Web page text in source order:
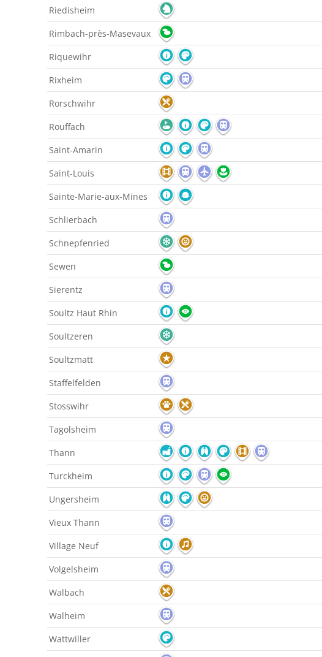
Riedisheim
Rimbach-près-Masevaux
Riquewihr
Rixheim
Rorschwihr
Rouffach
Saint-Amarin
Saint-Louis
Sainte-Marie-aux-Mines
Schlierbach
Schnepfenried
Sewen
Sierentz
Soultz Haut Rhin
Soultzeren
Soultzmatt
Staffelfelden
Stosswihr
Tagolsheim
Thann
Turckheim
Ungersheim
Vieux Thann
Village Neuf
Volgelsheim
Walbach
Walheim
Wattwiller